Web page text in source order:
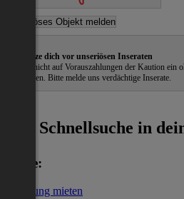
Schütze dich vor unseriösen Inseraten
Gehe nicht auf Vorauszahlungen der Kaution ein
zu haben. Bitte melde uns verdächtige Inserate.
Schnellsuche in
Miete:
Wohnung mieten